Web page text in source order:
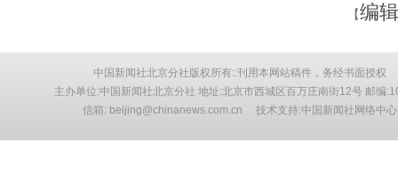
【编
中国新闻社北京分社版权所有::刊用本网站稿件，务经书面授权
主办单位:中国新闻社北京分社 地址:北京市西城区百万庄南街12号 邮编
信箱: beijing@chinanews.com.cn 技术支持:中国新闻社网络中心